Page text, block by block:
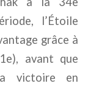
l’Étoile
grâce à
avant que
victoire en